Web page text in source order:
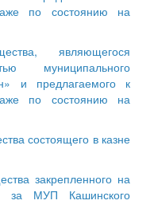
по состоянию на
являющегося
муниципального
и предлагаемого к
по состоянию на
состоящего в казне
закрепленного на
за МУП Кашинского